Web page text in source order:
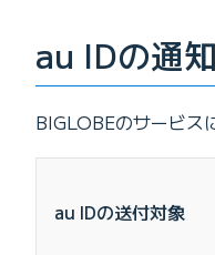
au IDの通
BIGLOBEのサービス
au IDの送付対象